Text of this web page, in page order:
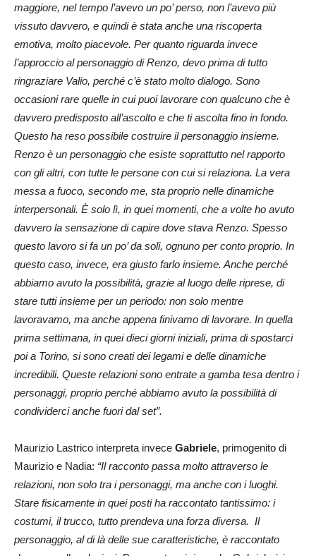
maggiore, nel tempo l’avevo un po’ perso, non l’avevo più
vissuto davvero, e quindi è stata anche una riscoperta
emotiva, molto piacevole. Per quanto riguarda invece
l’approccio al personaggio di Renzo, devo prima di tutto
ringraziare Valio, perché c’è stato molto dialogo. Sono
occasioni rare quelle in cui puoi lavorare con qualcuno che è
davvero predisposto all’ascolto e che ti ascolta fino in fondo.
Questo ha reso possibile costruire il personaggio insieme.
Renzo è un personaggio che esiste soprattutto nel rapporto
con gli altri, con tutte le persone con cui si relaziona. La vera
messa a fuoco, secondo me, sta proprio nelle dinamiche
interpersonali. È solo lì, in quei momenti, che a volte ho avuto
davvero la sensazione di capire dove stava Renzo. Spesso
questo lavoro si fa un po’ da soli, ognuno per conto proprio. In
questo caso, invece, era giusto farlo insieme. Anche perché
abbiamo avuto la possibilità, grazie al luogo delle riprese, di
stare tutti insieme per un periodo: non solo mentre
lavoravamo, ma anche appena finivamo di lavorare. In quella
prima settimana, in quei dieci giorni iniziali, prima di spostarci
poi a Torino, si sono creati dei legami e delle dinamiche
incredibili. Queste relazioni sono entrate a gamba tesa dentro i
personaggi, proprio perché abbiamo avuto la possibilità di
condividerci anche fuori dal set”.
Maurizio Lastrico interpreta invece Gabriele, primogenito di
Maurizio e Nadia: “Il racconto passa molto attraverso le
relazioni, non solo tra i personaggi, ma anche con i luoghi.
Stare fisicamente in quei posti ha raccontato tantissimo: i
costumi, il trucco, tutto prendeva una forza diversa. Il
personaggio, al di là delle sue caratteristiche, è raccontato